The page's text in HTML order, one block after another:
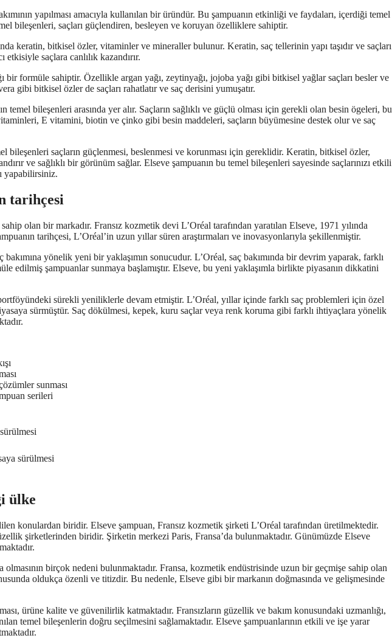
yapılması amacıyla kullanılan bir üründür. Bu şampuanın etkinliği ve faydaları, içerdiği temel
bileşenleri, saçları güçlendiren, besleyen ve koruyan özelliklere sahiptir.
keratin, bitkisel özler, vitaminler ve mineraller bulunur. Keratin, saç tellerinin yapı taşıdır ve saçları
etkisiyle saçlara canlılık kazandırır.
bir formüle sahiptir. Özellikle argan yağı, zeytinyağı, jojoba yağı gibi bitkisel yağlar saçları besler ve
gibi bitkisel özler de saçları rahatlatır ve saç derisini yumuşatır.
temel bileşenleri arasında yer alır. Saçların sağlıklı ve güçlü olması için gerekli olan besin ögeleri, bu
E vitamini, biotin ve çinko gibi besin maddeleri, saçların büyümesine destek olur ve saç
bileşenleri saçların güçlenmesi, beslenmesi ve korunması için gereklidir. Keratin, bitkisel özler,
ve sağlıklı bir görünüm sağlar. Elseve şampuanın bu temel bileşenleri sayesinde saçlarınızı etkili
yapabilirsiniz.
tarihçesi
olan bir markadır. Fransız kozmetik devi L’Oréal tarafından yaratılan Elseve, 1971 yılında
tarihçesi, L’Oréal’in uzun yıllar süren araştırmaları ve inovasyonlarıyla şekillenmiştir.
bakımına yönelik yeni bir yaklaşımın sonucudur. L’Oréal, saç bakımında bir devrim yaparak, farklı
edilmiş şampuanlar sunmaya başlamıştır. Elseve, bu yeni yaklaşımla birlikte piyasanın dikkatini
sürekli yeniliklerle devam etmiştir. L’Oréal, yıllar içinde farklı saç problemleri için özel
sürmüştür. Saç dökülmesi, kepek, kuru saçlar veya renk koruma gibi farklı ihtiyaçlara yönelik
sunması
serileri
sürülmesi
ülke
konulardan biridir. Elseve şampuan, Fransız kozmetik şirketi L’Oréal tarafından üretilmektedir.
şirketlerinden biridir. Şirketin merkezi Paris, Fransa’da bulunmaktadır. Günümüzde Elseve
olmasının birçok nedeni bulunmaktadır. Fransa, kozmetik endüstrisinde uzun bir geçmişe sahip olan
oldukça özenli ve titizdir. Bu nedenle, Elseve gibi bir markanın doğmasında ve gelişmesinde
ürüne kalite ve güvenilirlik katmaktadır. Fransızların güzellik ve bakım konusundaki uzmanlığı,
temel bileşenlerin doğru seçilmesini sağlamaktadır. Elseve şampuanlarının etkili ve işe yarar